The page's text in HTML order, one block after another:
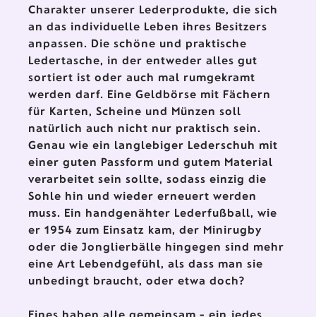
Charakter unserer Lederprodukte, die sich
an das individuelle Leben ihres Besitzers
anpassen. Die schöne und praktische
Ledertasche, in der entweder alles gut
sortiert ist oder auch mal rumgekramt
werden darf. Eine Geldbörse mit Fächern
für Karten, Scheine und Münzen soll
natürlich auch nicht nur praktisch sein.
Genau wie ein langlebiger Lederschuh mit
einer guten Passform und gutem Material
verarbeitet sein sollte, sodass einzig die
Sohle hin und wieder erneuert werden
muss. Ein handgenähter Lederfußball, wie
er 1954 zum Einsatz kam, der Minirugby
oder die Jonglierbälle hingegen sind mehr
eine Art Lebendgefühl, als dass man sie
unbedingt braucht, oder etwa doch?
Eines haben alle gemeinsam - ein jedes